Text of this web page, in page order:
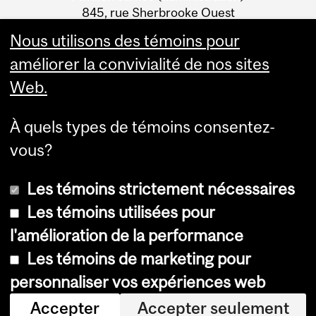
Information845, rue Sherbrooke Ouest
© Université McGill, 2026
Accessibilité
Avis sur les témoins
Nous utilisons des témoins pour
améliorer la convivialité de nos sites
Web.
À quels types de témoins consentez-
vous?
Les témoins strictement nécessaires
Les témoins utilisées pour
l'amélioration de la performance
Les témoins de marketing pour
personnaliser vos expériences web
Accepter
Accepter seulement